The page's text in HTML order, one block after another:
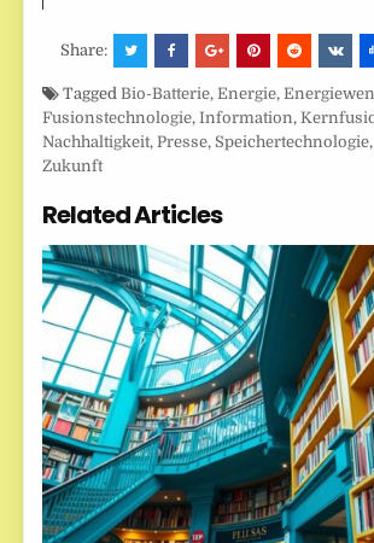
Share:
Tagged Bio-Batterie,Energie,
Fusionstechnologie,Information,
Nachhaltigkeit, Presse, Speichertechnologie
Zukunft
Related Articles